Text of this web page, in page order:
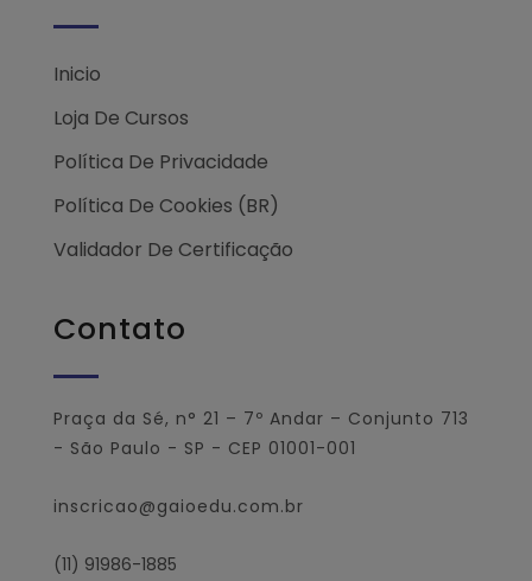
Inicio
Loja De Cursos
Política De Privacidade
Política De Cookies (BR)
Validador De Certificação
Contato
Praça da Sé, n° 21 – 7º Andar – Conjunto 713
- São Paulo - SP - CEP 01001-001
inscricao@gaioedu.com.br
(11) 91986-1885